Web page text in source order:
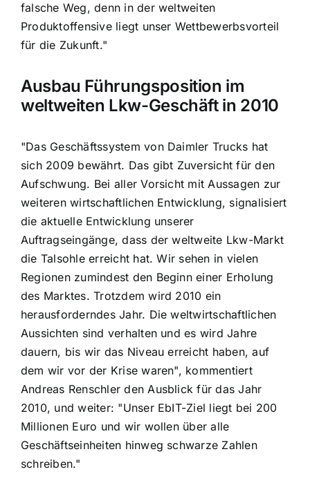
falsche Weg, denn in der weltweiten
Produktoffensive liegt unser Wettbewerbsvorteil
für die Zukunft."
Ausbau Führungsposition im
weltweiten Lkw-Geschäft in 2010
"Das Geschäftssystem von Daimler Trucks hat
sich 2009 bewährt. Das gibt Zuversicht für den
Aufschwung. Bei aller Vorsicht mit Aussagen zur
weiteren wirtschaftlichen Entwicklung, signalisiert
die aktuelle Entwicklung unserer
Auftragseingänge, dass der weltweite Lkw-Markt
die Talsohle erreicht hat. Wir sehen in vielen
Regionen zumindest den Beginn einer Erholung
des Marktes. Trotzdem wird 2010 ein
herausforderndes Jahr. Die weltwirtschaftlichen
Aussichten sind verhalten und es wird Jahre
dauern, bis wir das Niveau erreicht haben, auf
dem wir vor der Krise waren", kommentiert
Andreas Renschler den Ausblick für das Jahr
2010, und weiter: "Unser EbIT-Ziel liegt bei 200
Millionen Euro und wir wollen über alle
Geschäftseinheiten hinweg schwarze Zahlen
schreiben."